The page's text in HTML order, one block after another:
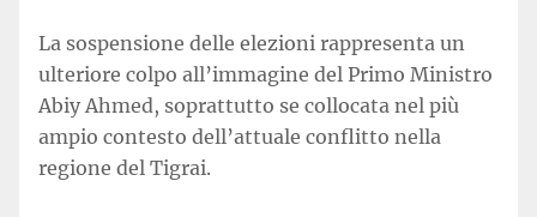
La sospensione delle elezioni rappresenta un
ulteriore colpo all’immagine del Primo Ministro
Abiy Ahmed, soprattutto se collocata nel più
ampio contesto dell’attuale conflitto nella
regione del Tigrai.